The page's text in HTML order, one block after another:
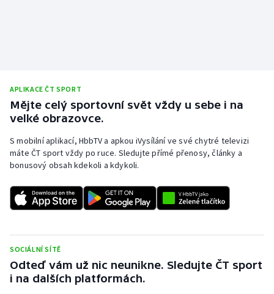
APLIKACE ČT SPORT
Mějte celý sportovní svět vždy u sebe i na
velké obrazovce.
S mobilní aplikací, HbbTV a apkou iVysílání ve své chytré televizi
máte ČT sport vždy po ruce. Sledujte přímé přenosy, články a
bonusový obsah kdekoli a kdykoli.
SOCIÁLNÍ SÍTĚ
Odteď vám už nic neunikne. Sledujte ČT sport
i na dalších platformách.